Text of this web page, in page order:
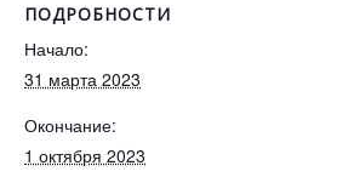
ПОДРОБНОСТИ
Начало:
31 марта 2023
Окончание:
1 октября 2023